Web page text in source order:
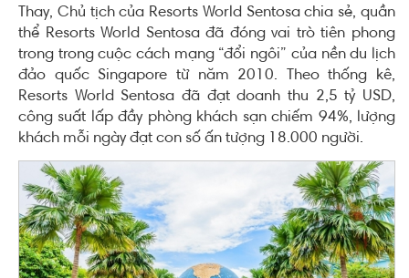
Thay, Chủ tịch của Resorts World Sentosa chia sẻ, quần
thể Resorts World Sentosa đã đóng vai trò tiên phong
trong trong cuộc cách mạng “đổi ngôi” của nền du lịch
đảo quốc Singapore từ năm 2010. Theo thống kê,
Resorts World Sentosa đã đạt doanh thu 2,5 tỷ USD,
công suất lấp đầy phòng khách sạn chiếm 94%, lượng
khách mỗi ngày đạt con số ấn tượng 18.000 người.